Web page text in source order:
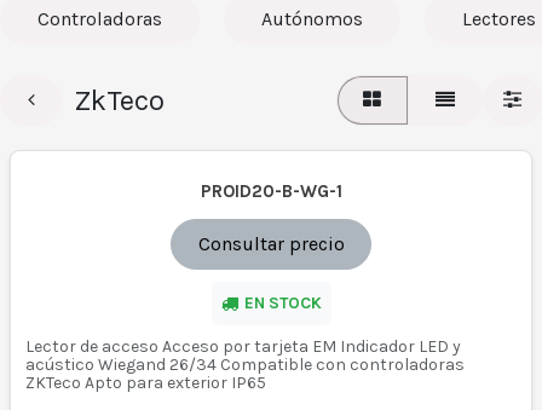
Controladoras Autónomos Lectores
ZkTeco
PROID20-B-WG-1
Consultar precio
EN STOCK
Lector de acceso Acceso por tarjeta EM Indicador LED y
acústico Wiegand 26/34 Compatible con controladoras
ZKTeco Apto para exterior IP65